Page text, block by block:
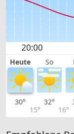
Heute So
30°
15°
32°
16°